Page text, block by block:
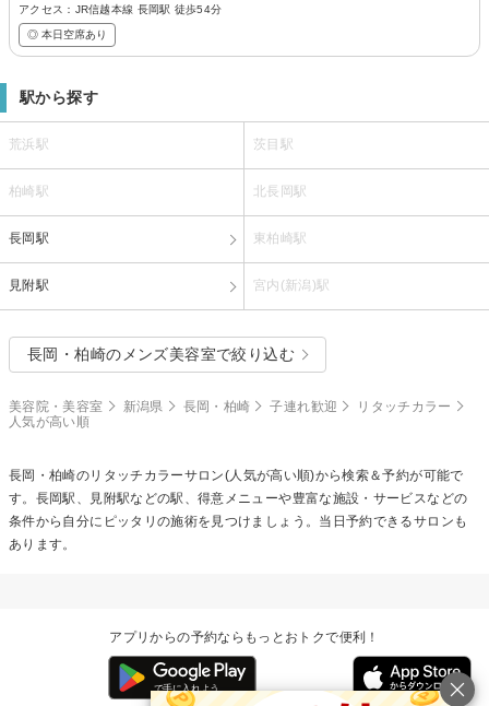
アクセス：JR信越本線 長岡駅 徒歩54分
◎ 本日空席あり
駅から探す
荒浜駅 茨目駅
柏崎駅 北長岡駅
長岡駅 東柏崎駅
見附駅 宮内(新潟)駅
長岡・柏崎のメンズ美容室で絞り込む
美容院・美容室 新潟県 長岡・柏崎 子連れ歓迎
リタッチカラー
人気が高い順
長岡・柏崎のリタッチカラーサロン(人気が高い順)から検索＆予約が可能で
す。長岡駅、見附駅などの駅、得意メニューや豊富な施設・サービスなどの
条件から自分にピッタリの施術を見つけましょう。当日予約できるサロンも
あります。
アプリからの予約ならもっとおトクで便利！